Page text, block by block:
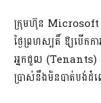
ក្រុមហ៊ុន Microsoft
ថ្ងៃព្រហស្បតិ៍ ឱ្យបើកក
អ្នកជួល (Tenants)
ប្រាស់នឹងមិនបាត់បង់